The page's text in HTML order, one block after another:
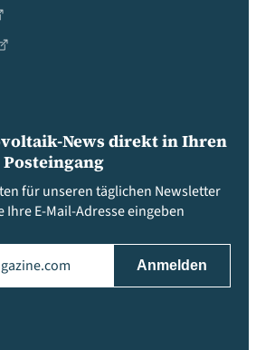
News direkt in Ihren
Posteingang
für unseren täglichen Newsletter
Ihre E-Mail-Adresse eingeben